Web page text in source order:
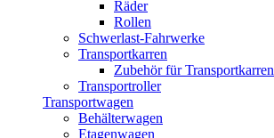
Räder
Rollen
Schwerlast-Fahrwerke
Transportkarren
Zubehör für Transportkarren
Transportroller
Transportwagen
Behälterwagen
Etagenwagen